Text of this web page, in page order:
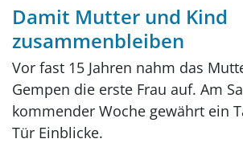
Damit Mutter und Kind
zusammenbleiben
Vor fast 15 Jahren nahm das
Gempen die erste Frau auf. Am
kommender Woche gewährt ein
Tür Einblicke.